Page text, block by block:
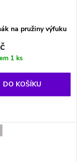
na pružiny výfuku
1 ks
DO KOŠÍKU